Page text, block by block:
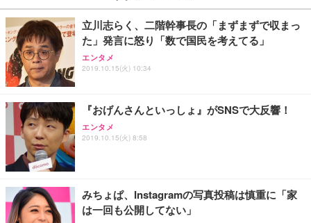
￥27,999
Sezlife オフィスチェア デスクチェア 疲れない テレ
ワーク チェア 強化バックレスト 30度ロッキング機
能 人間工学 椅子 腰サポート 90度跳ね上げ式アーム
務用 おしゃれ パソコンチェア (ブラック)
Sezlife オフィスチェア デスクチェア 疲れない テレ
ワーク チェア 強化バックレスト 30度ロッキング機
務用 おしゃれ パソコンチェア (ホワイト)
ANDWINT オフィスチェア デスクチェア 肘なし メ
￥109,572
【純正品】27"ゲーミングモニター DualSense 充電
フック付き（CFI-ZDM1J）
【整備済み品】Dell E2724HS 27インチ 液晶モニタ
ー フルHD（1920×1080）VA 非光沢 HDMI/DisplayP
【MiniLED/24.5inch/280Hz/FHD】GRAPHT THE S
￥3,234
ネオ・ルーライフ ネオ・オムツ L 中型犬用 26枚入
り 単品
Smart Basic(スマートベーシック) 【Amazon.co.jp
限定】 Smart Basic アイリスオーヤマ ペットシーツ
アイリスオーヤマ ペットシーツ 超厚型 お徳用 レギ
立川志らく、二階幹事長の「まずまずで収まっ
た」発言に怒り「数で国民を考えてる」
エンタメ
2019.10.15(火) 10:34
『おげんさんといっしょ』がSNSで大反響！
エンタメ
2019.10.15(火) 8:58
みちょぱ、Instagramの写真投稿は慎重に「家
は一回も公開してない」